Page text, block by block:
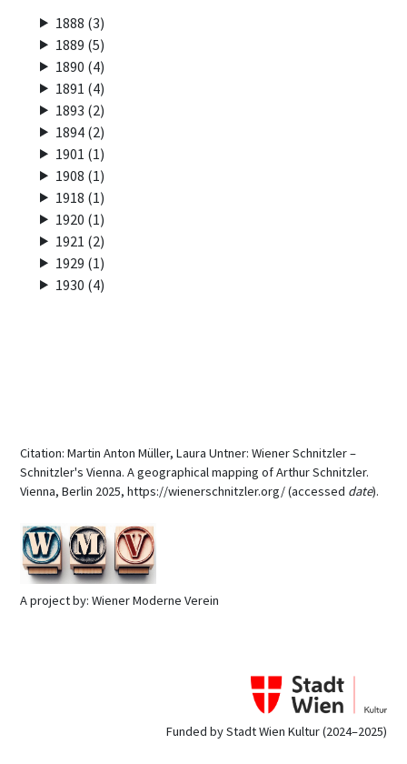
1888 (3)
1889 (5)
1890 (4)
1891 (4)
1893 (2)
1894 (2)
1901 (1)
1908 (1)
1918 (1)
1920 (1)
1921 (2)
1929 (1)
1930 (4)
Citation: Martin Anton Müller, Laura Untner: Wiener Schnitzler –
Schnitzler's Vienna. A geographical mapping of Arthur Schnitzler.
Vienna, Berlin 2025, https://wienerschnitzler.org/ (accessed date).
A project by: Wiener Moderne Verein
Funded by Stadt Wien Kultur (2024–2025)